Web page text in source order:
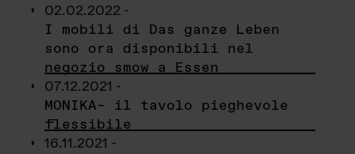
02.02.2022 -
I mobili di Das ganze Leben
sono ora disponibili nel
negozio smow a Essen
07.12.2021 -
MONIKA– il tavolo pieghevole
flessibile
16.11.2021 -